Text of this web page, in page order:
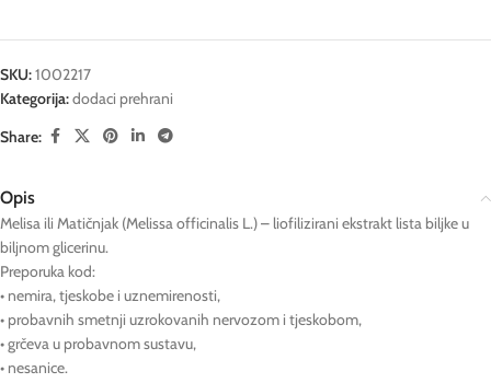
SKU:1002217
Kategorija:dodaci prehrani
Share:
Opis
Melisa ili Matičnjak (Melissa officinalis L.) – liofilizirani ekstrakt lista biljke u
biljnom glicerinu.
Preporuka kod:
• nemira, tjeskobe i uznemirenosti,
• probavnih smetnji uzrokovanih nervozom i tjeskobom,
• grčeva u probavnom sustavu,
• nesanice.